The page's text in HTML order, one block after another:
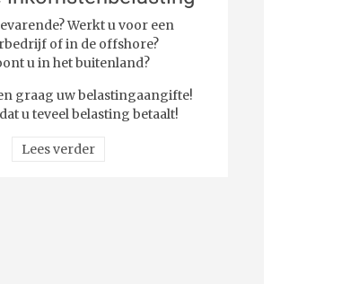
Werkt u voor een
of in de offshore?
u in het buitenland?
graag uw belastingaangifte!
u teveel belasting betaalt!
Lees verder